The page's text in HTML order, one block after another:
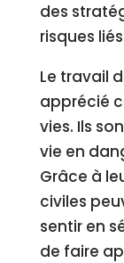
des
risques
Le travail
apprécié
vies. Ils
vie en
Grâce à
civiles
sentir en
de faire